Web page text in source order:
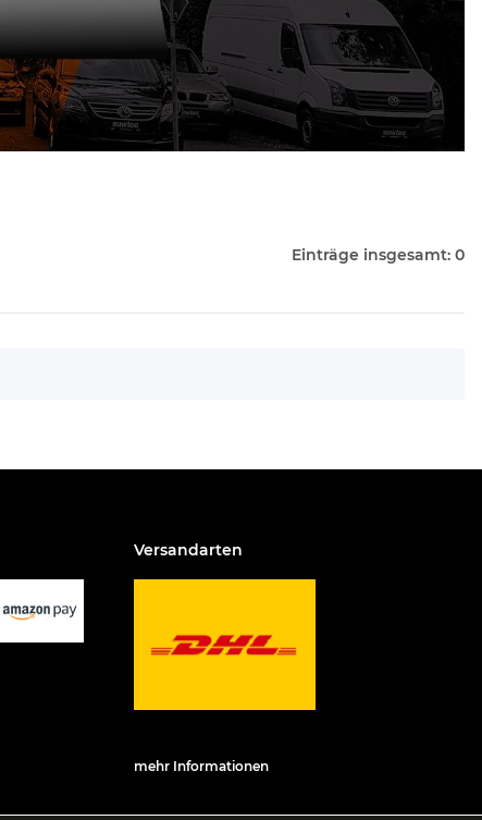
Einträge insgesamt: 0
Versandarten
mehr Informationen